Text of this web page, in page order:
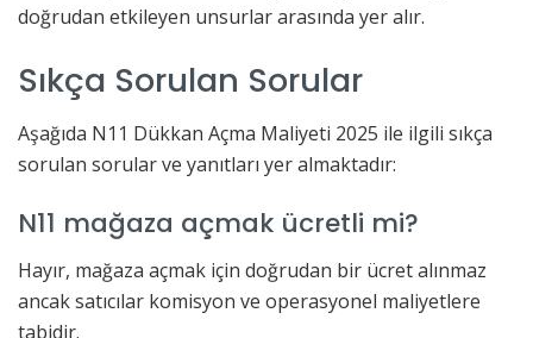
doğrudan etkileyen unsurlar arasında yer alır.
Sıkça Sorulan Sorular
Aşağıda N11 Dükkan Açma Maliyeti 2025 ile ilgili sıkça
sorulan sorular ve yanıtları yer almaktadır:
N11 mağaza açmak ücretli mi?
Hayır, mağaza açmak için doğrudan bir ücret alınmaz
ancak satıcılar komisyon ve operasyonel maliyetlere
tabidir.